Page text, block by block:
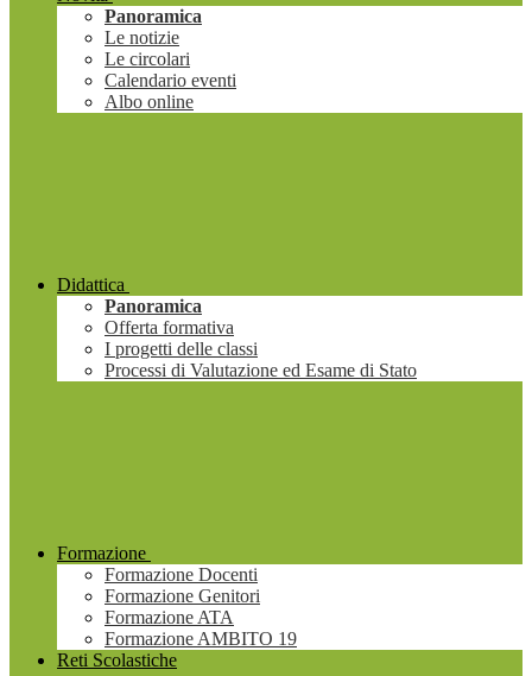
Panoramica
Le notizie
Le circolari
Calendario eventi
Albo online
Didattica
Panoramica
Offerta formativa
I progetti delle classi
Processi di Valutazione ed Esame di Stato
Formazione
Formazione Docenti
Formazione Genitori
Formazione ATA
Formazione AMBITO 19
Reti Scolastiche